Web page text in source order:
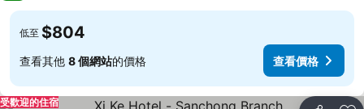
低至 $804
查看其他 8 個網站的價格 查看價格
受歡迎的住宿